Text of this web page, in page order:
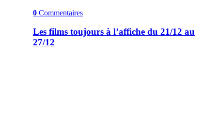
0 Commentaires
Les films toujours à l’affiche du 21/12 au
27/12